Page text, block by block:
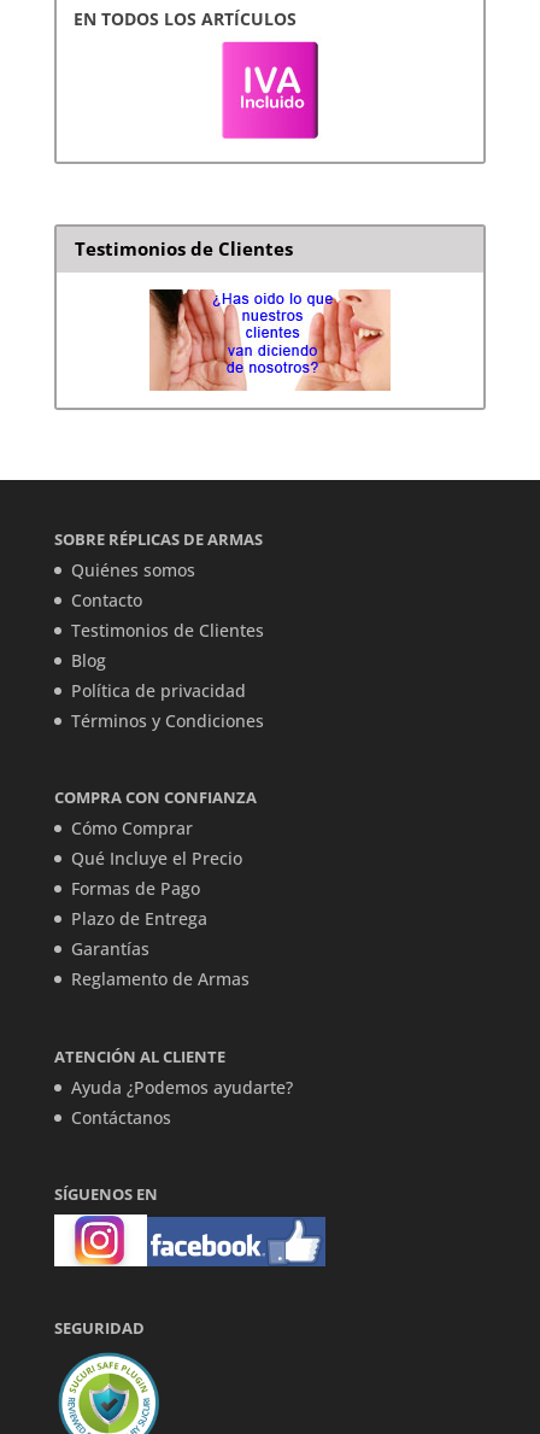
EN TODOS LOS ARTÍCULOS
Testimonios de Clientes
SOBRE RÉPLICAS DE ARMAS
Quiénes somos
Contacto
Testimonios de Clientes
Blog
Política de privacidad
Términos y Condiciones
COMPRA CON CONFIANZA
Cómo Comprar
Qué Incluye el Precio
Formas de Pago
Plazo de Entrega
Garantías
Reglamento de Armas
ATENCIÓN AL CLIENTE
Ayuda ¿Podemos ayudarte?
Contáctanos
SÍGUENOS EN
SEGURIDAD